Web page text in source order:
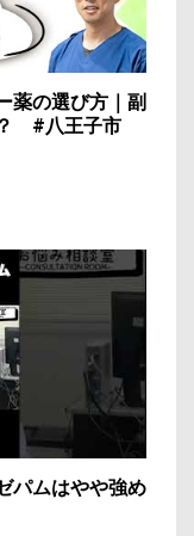
薬の選び方｜副
？ #八王子市
パムはやや強め